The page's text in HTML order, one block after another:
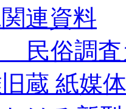
連資料
民俗調査
蔵 紙媒